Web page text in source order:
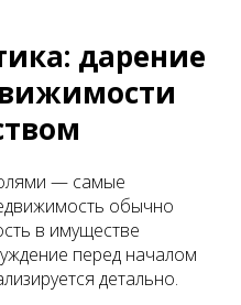
дарение
— самые
обычно
в имуществе
перед началом
детально.